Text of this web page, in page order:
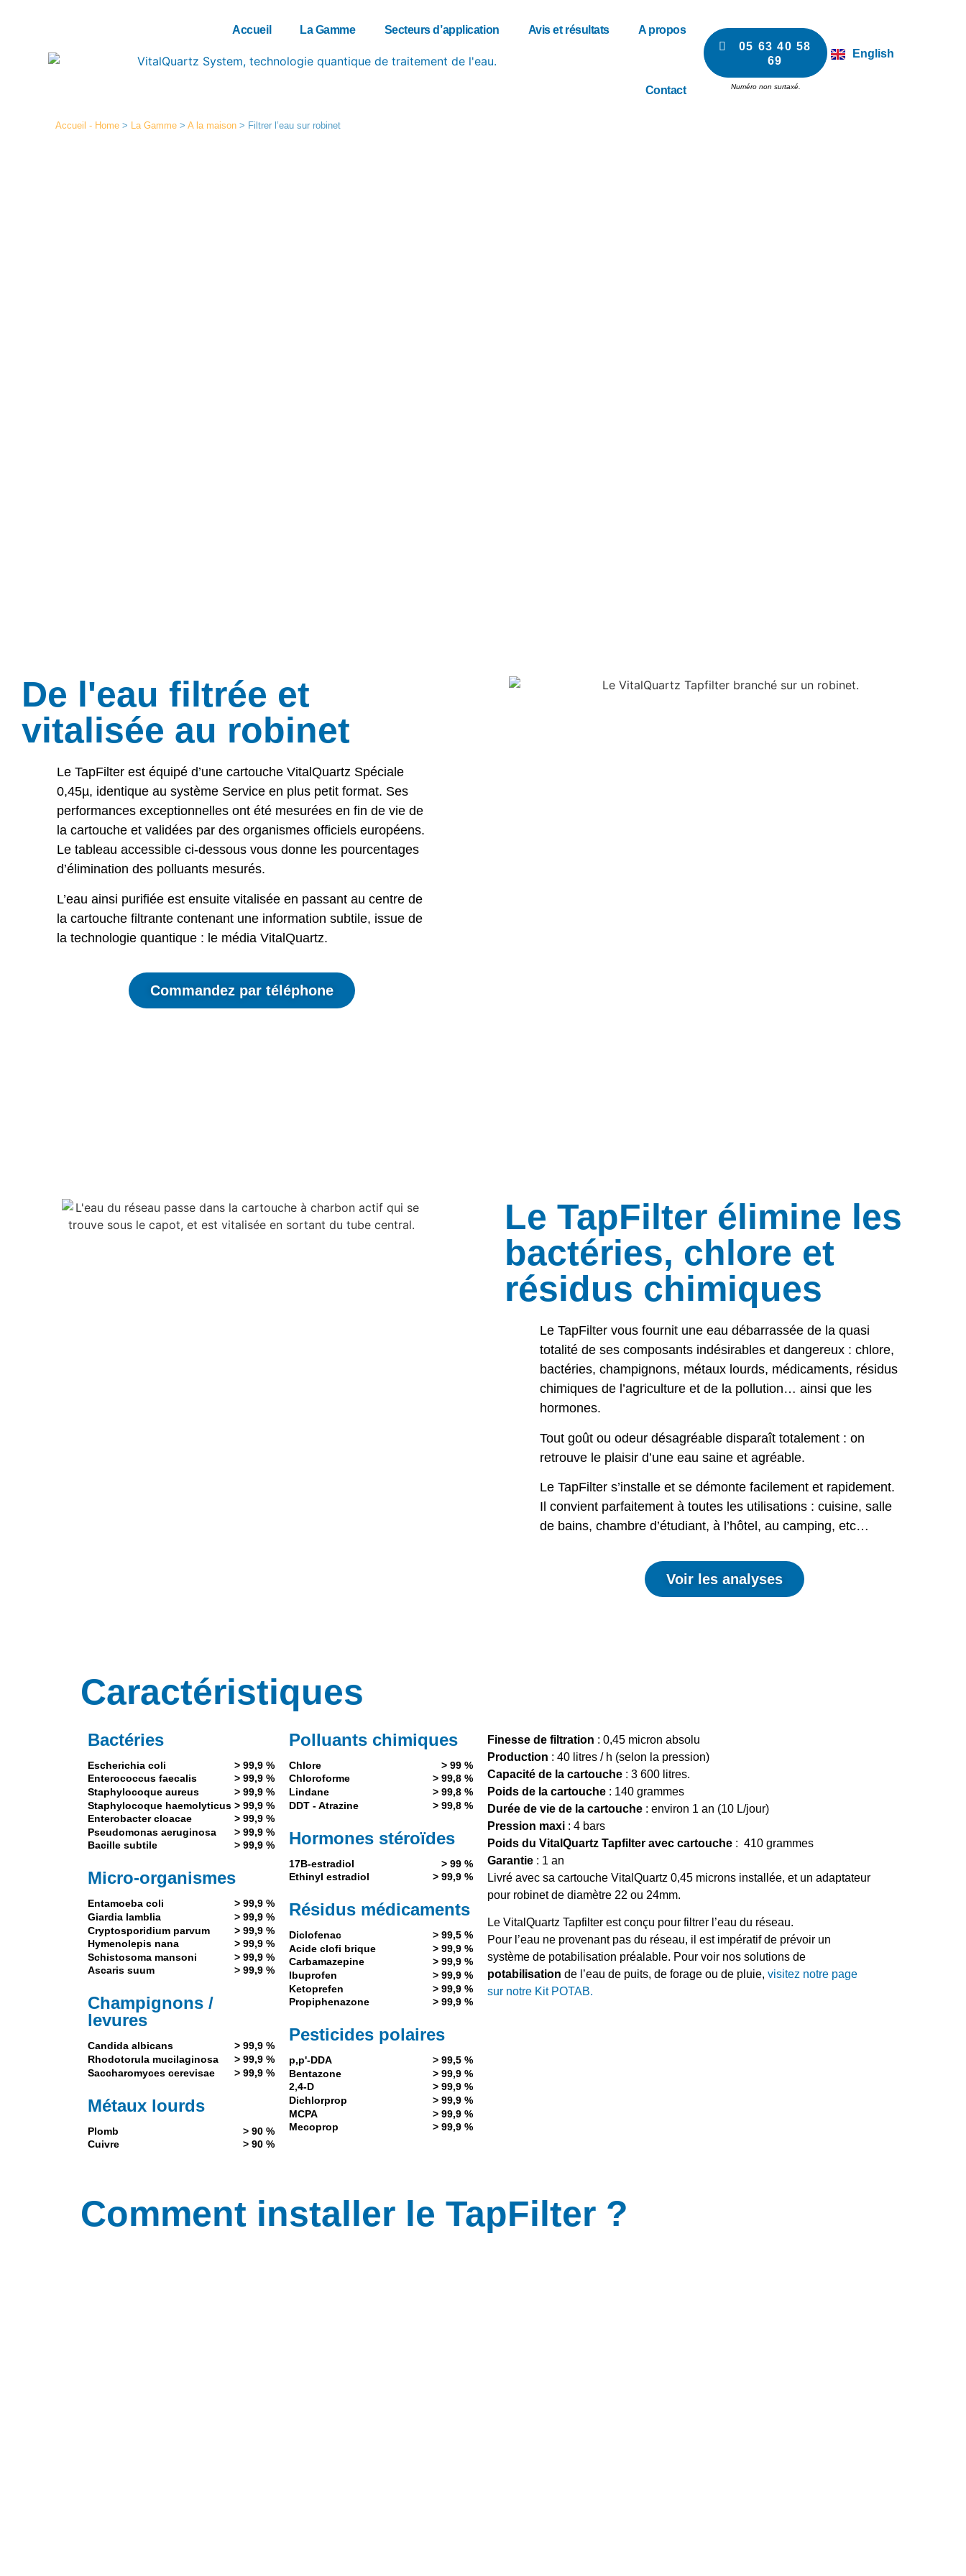
Accueil La Gamme Secteurs d’application Avis et résultats A propos
Contact
05 63 40 58
69
Numéro non surtaxé.
English
Accueil - Home > La Gamme >A la maison > Filtrer l’eau sur robinet
De l'eau filtrée et
vitalisée au robinet
Le TapFilter est équipé d’une cartouche VitalQuartz Spéciale
0,45µ, identique au système Service en plus petit format. Ses
performances exceptionnelles ont été mesurées en fin de vie de
la cartouche et validées par des organismes officiels européens.
Le tableau accessible ci-dessous vous donne les pourcentages
d’élimination des polluants mesurés.
L’eau ainsi purifiée est ensuite vitalisée en passant au centre de
la cartouche filtrante contenant une information subtile, issue de
la technologie quantique : le média VitalQuartz.
Commandez par téléphone
Le TapFilter élimine les
bactéries, chlore et
résidus chimiques
Le TapFilter vous fournit une eau débarrassée de la quasi
totalité de ses composants indésirables et dangereux : chlore,
bactéries, champignons, métaux lourds, médicaments, résidus
chimiques de l’agriculture et de la pollution… ainsi que les
hormones.
Tout goût ou odeur désagréable disparaît totalement : on
retrouve le plaisir d’une eau saine et agréable.
Le TapFilter s’installe et se démonte facilement et rapidement.
Il convient parfaitement à toutes les utilisations : cuisine, salle
de bains, chambre d’étudiant, à l’hôtel, au camping, etc…
Voir les analyses
Caractéristiques
Bactéries
Escherichia coli
> 99,9 %
Enterococcus faecalis
> 99,9 %
Staphylocoque aureus
> 99,9 %
Staphylocoque haemolyticus > 99,9 %
Enterobacter cloacae
> 99,9 %
Pseudomonas aeruginosa
> 99,9 %
Bacille subtile
> 99,9 %
Micro-organismes
Entamoeba coli
> 99,9 %
Giardia lamblia
> 99,9 %
Cryptosporidium parvum
> 99,9 %
Hymenolepis nana
> 99,9 %
Schistosoma mansoni
> 99,9 %
Ascaris suum
> 99,9 %
Champignons /
levures
Candida albicans
> 99,9 %
Rhodotorula mucilaginosa
> 99,9 %
Saccharomyces cerevisae
> 99,9 %
Métaux lourds
Plomb
> 90 %
Cuivre
> 90 %
Polluants chimiques
Chlore
> 99 %
Chloroforme
> 99,8 %
Lindane
> 99,8 %
DDT - Atrazine
> 99,8 %
Hormones stéroïdes
17B-estradiol
> 99 %
Ethinyl estradiol
> 99,9 %
Résidus médicaments
Diclofenac
> 99,5 %
Acide clofi brique
> 99,9 %
Carbamazepine
> 99,9 %
Ibuprofen
> 99,9 %
Ketoprefen
> 99,9 %
Propiphenazone
> 99,9 %
Pesticides polaires
p,p'-DDA
> 99,5 %
Bentazone
> 99,9 %
2,4-D
> 99,9 %
Dichlorprop
> 99,9 %
MCPA
> 99,9 %
Mecoprop
> 99,9 %
Finesse de filtration : 0,45 micron absolu
Production : 40 litres / h (selon la pression)
Capacité de la cartouche : 3 600 litres.
Poids de la cartouche : 140 grammes
Durée de vie de la cartouche : environ 1 an (10 L/jour)
Pression maxi : 4 bars
Poids du VitalQuartz Tapfilter avec cartouche : 410 grammes
Garantie : 1 an
Livré avec sa cartouche VitalQuartz 0,45 microns installée, et un adaptateur
pour robinet de diamètre 22 ou 24mm.
Le VitalQuartz Tapfilter est conçu pour filtrer l’eau du réseau.
Pour l’eau ne provenant pas du réseau, il est impératif de prévoir un
système de potabilisation préalable. Pour voir nos solutions de
potabilisation de l’eau de puits, de forage ou de pluie,visitez notre page
sur notre Kit POTAB.
Comment installer le TapFilter ?